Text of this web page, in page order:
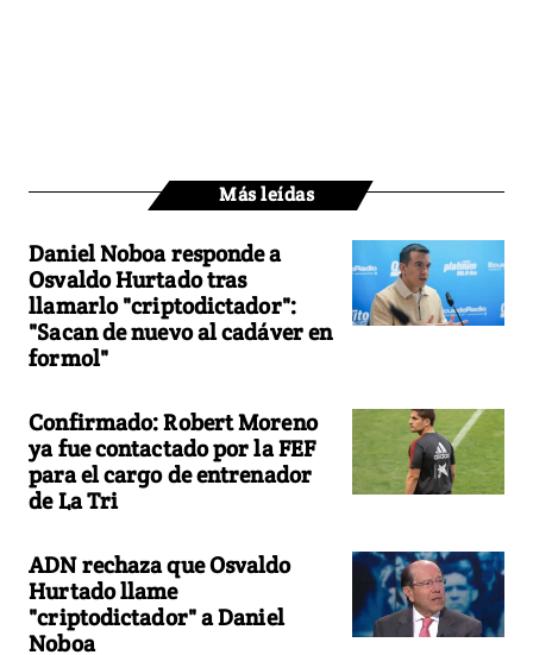
Más leídas
Daniel Noboa responde a
Osvaldo Hurtado tras
llamarlo "criptodictador":
"Sacan de nuevo al cadáver en
formol"
Confirmado: Robert Moreno
ya fue contactado por la FEF
para el cargo de entrenador
de La Tri
ADN rechaza que Osvaldo
Hurtado llame
"criptodictador" a Daniel
Noboa